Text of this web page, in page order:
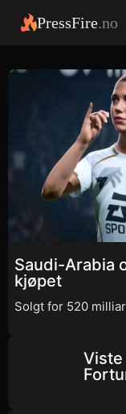
PressFire.no
Saudi-Arabia
kjøpet
Solgt for 520
Viste